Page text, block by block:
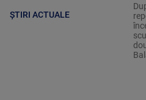
ȘTIRI ACTUALE